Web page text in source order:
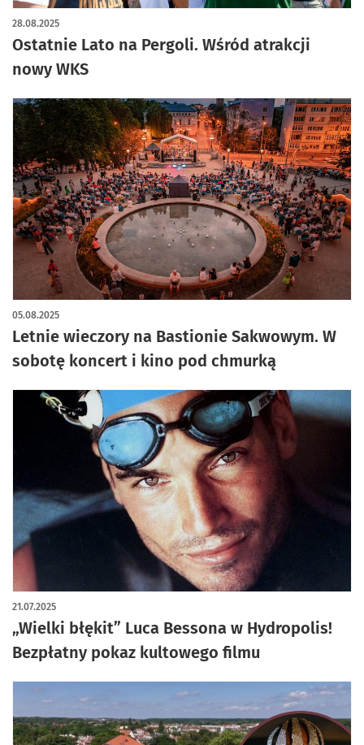
Ostatnie Lato na Pergoli. Wśród atrakcji
nowy WKS
28.08.2025
Letnie wieczory na Bastionie Sakwowym. W
sobotę koncert i kino pod chmurką
05.08.2025
„Wielki błękit” Luca Bessona w Hydropolis!
Bezpłatny pokaz kultowego filmu
21.07.2025